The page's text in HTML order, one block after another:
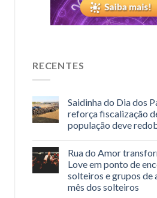
RECENTES
Saidinha do Dia dos
reforça fiscalização
população deve
Rua do Amor
Love em ponto de
solteiros e grupos de
mês dos solteiros